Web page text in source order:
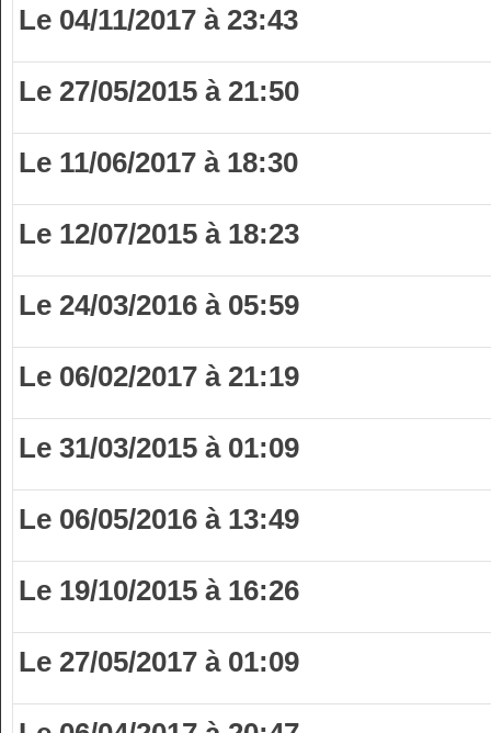
Le 04/11/2017 à 23:43
Le 27/05/2015 à 21:50
Le 11/06/2017 à 18:30
Le 12/07/2015 à 18:23
Le 24/03/2016 à 05:59
Le 06/02/2017 à 21:19
Le 31/03/2015 à 01:09
Le 06/05/2016 à 13:49
Le 19/10/2015 à 16:26
Le 27/05/2017 à 01:09